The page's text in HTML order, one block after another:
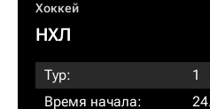
Хоккей
НХЛ
Тур:
1
Время начала: